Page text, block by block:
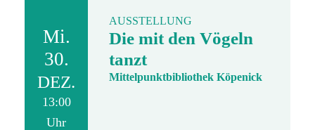
Mi.
30.
DEZ.
13:00
Uhr
AUSSTELLUNG
Die mit den Vögeln
tanzt
Mittelpunktbibliothek Köpenick